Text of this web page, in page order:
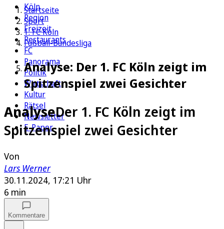
Köln
Region
Freizeit
Restaurants
FC
Panorama
Politik
Wirtschaft
Kultur
Rätsel
Newsletter
E-Paper
Startseite
Sport
1. FC Köln
Fußball-Bundesliga
Analyse: Der 1. FC Köln zeigt im
Spitzenspiel zwei Gesichter
AnalyseDer 1. FC Köln zeigt im
Spitzenspiel zwei Gesichter
Von
Lars Werner
30.11.2024, 17:21 Uhr
6 min
Kommentare